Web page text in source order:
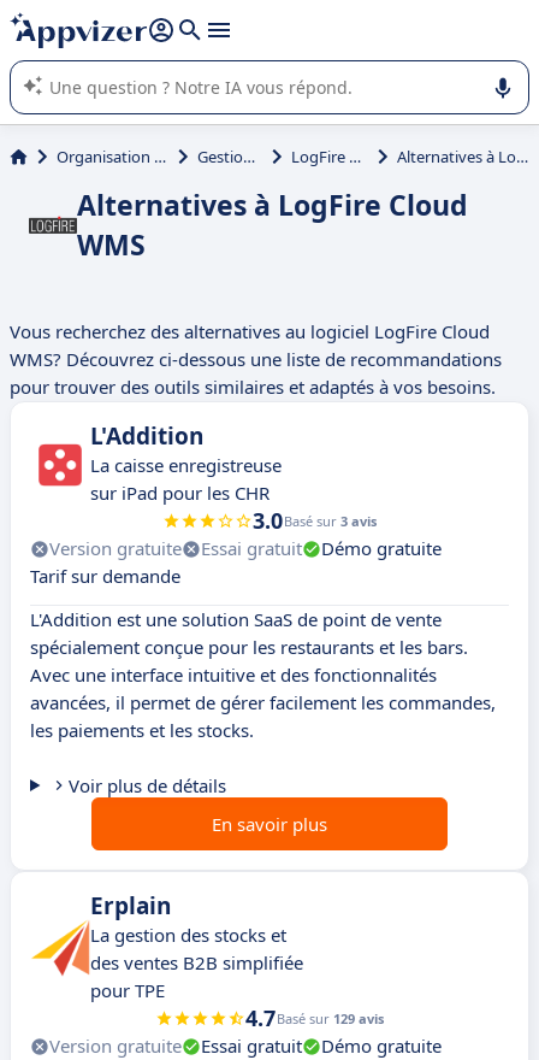
répondre (plusieurs lignes avec
L'IA de Appvizer vous guide dans l'utilisation ou la sélection de
logiciel SaaS en entreprise.
Organisation et planification Gestion de stock LogFire Cloud WMS Alternatives à LogFire Cloud WMS
Alternatives à LogFire Cloud
WMS
Vous recherchez des alternatives au logiciel LogFire Cloud
WMS? Découvrez ci-dessous une liste de recommandations
pour trouver des outils similaires et adaptés à vos besoins.
L'Addition
La caisse enregistreuse
sur iPad pour les CHR
3.0Basé sur 3 avis
Version gratuite Essai gratuit
Démo gratuite
Tarif sur demande
L'Addition est une solution SaaS de point de vente
spécialement conçue pour les restaurants et les bars.
Avec une interface intuitive et des fonctionnalités
avancées, il permet de gérer facilement les commandes,
les paiements et les stocks.
Voir plus de détails
En savoir plus
Erplain
La gestion des stocks et
des ventes B2B simplifiée
pour TPE
4.7Basé sur 129 avis
Version gratuite Essai gratuit
Démo gratuite